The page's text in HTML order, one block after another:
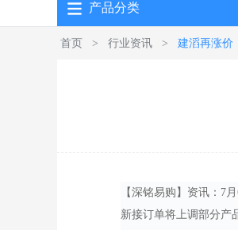
产品分类
首页 > 行业资讯 > 建滔再涨价
【深铭易购】资讯 ： 7
新接订单将上调部分产